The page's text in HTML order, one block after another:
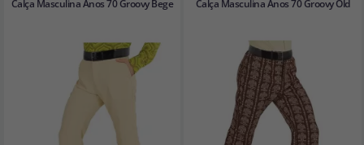
Calça Masculina Anos 70 Groovy Bege Calça Masculina Anos 70 Groovy Old